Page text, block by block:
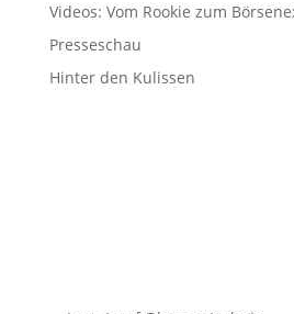
Videos: Vom Rookie zum
Presseschau
Hinter den Kulissen